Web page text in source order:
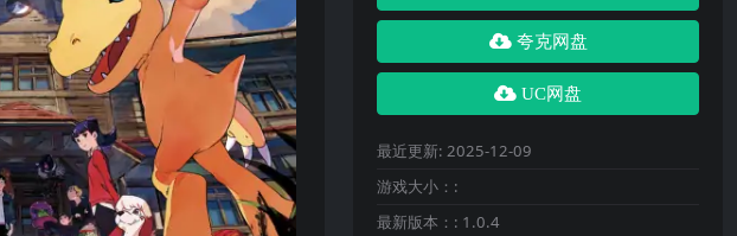
夸克网盘
UC网盘
最近更新: 2025-12-09
游戏大小：:
最新版本：: 1.0.4